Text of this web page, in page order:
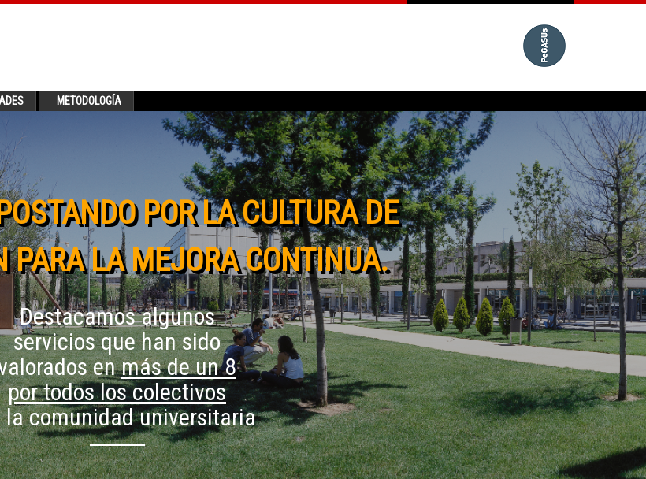
METODOLOGÍA
POR LA CULTURA DE
PARA LA MEJORA CONTINUA.
Destacamos algunos
servicios que han sido
enmás de un 8
por todos los colectivos
la comunidad universitaria